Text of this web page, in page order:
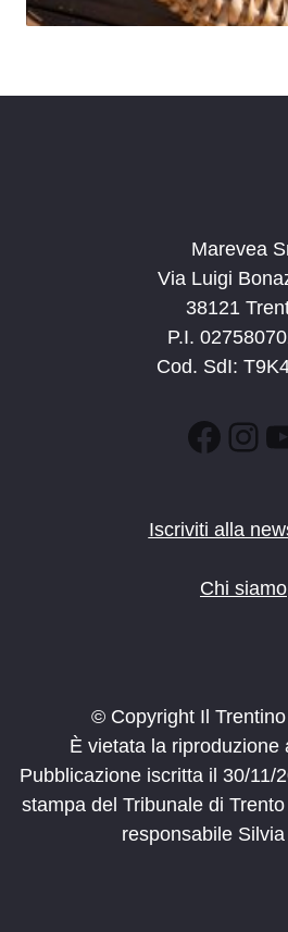
Marevea
Via Luigi
38121
P.I.
Cod. SdI:
Iscriviti alla
Chi siamo
© Copyright Il
È vietata la riproduzione
Pubblicazione iscritta il 30/11/
stampa del Tribunale di
responsabile